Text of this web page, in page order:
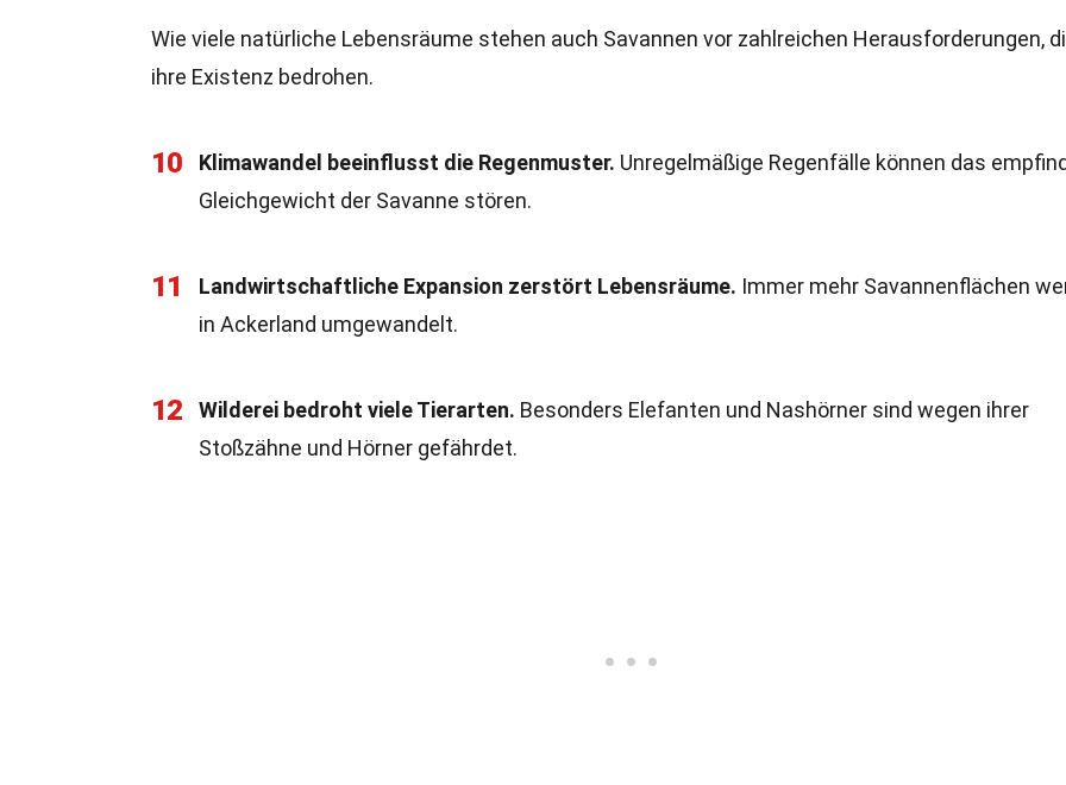
Wie viele natürliche Lebensräume stehen auch Savannen vor zahlreichen Herausforderungen,
ihre Existenz bedrohen.
10 Klimawandel beeinflusst die Regenmuster. Unregelmäßige Regenfälle können das
Gleichgewicht der Savanne stören.
11 Landwirtschaftliche Expansion zerstört Lebensräume. Immer mehr Savannenflächen
in Ackerland umgewandelt.
12 Wilderei bedroht viele Tierarten. Besonders Elefanten und Nashörner sind wegen ihrer
Stoßzähne und Hörner gefährdet.